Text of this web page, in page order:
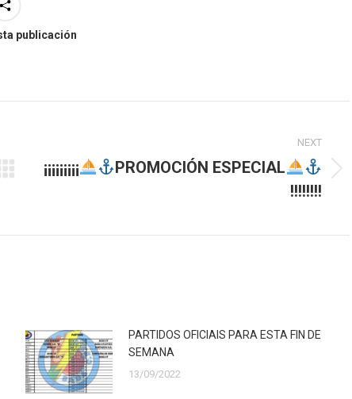
publicación
NEXT
Next
¡¡¡¡¡¡¡¡¡
PROMOCIÓN ESPECIAL
!!!!!!!!
PARTIDOS OFICIAIS PARA ESTA FIN DE
SEMANA
13/09/2022